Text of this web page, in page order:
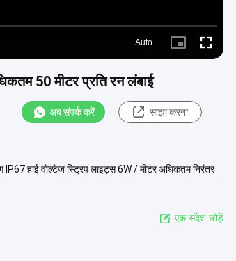
Auto
Picture- Fullscreen
50 मीटर प्रति रन लंबाई
अब संपर्क करें साझा करना
हाई वोल्टेज स्ट्रिप लाइट्स 6W / मीटर अधिकतम निरंतर
एक संदेश छोड़ें